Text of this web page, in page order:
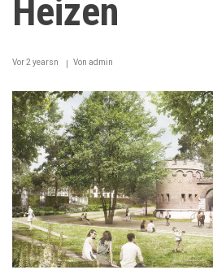
Heizen
Vor 2 yearsn Von admin